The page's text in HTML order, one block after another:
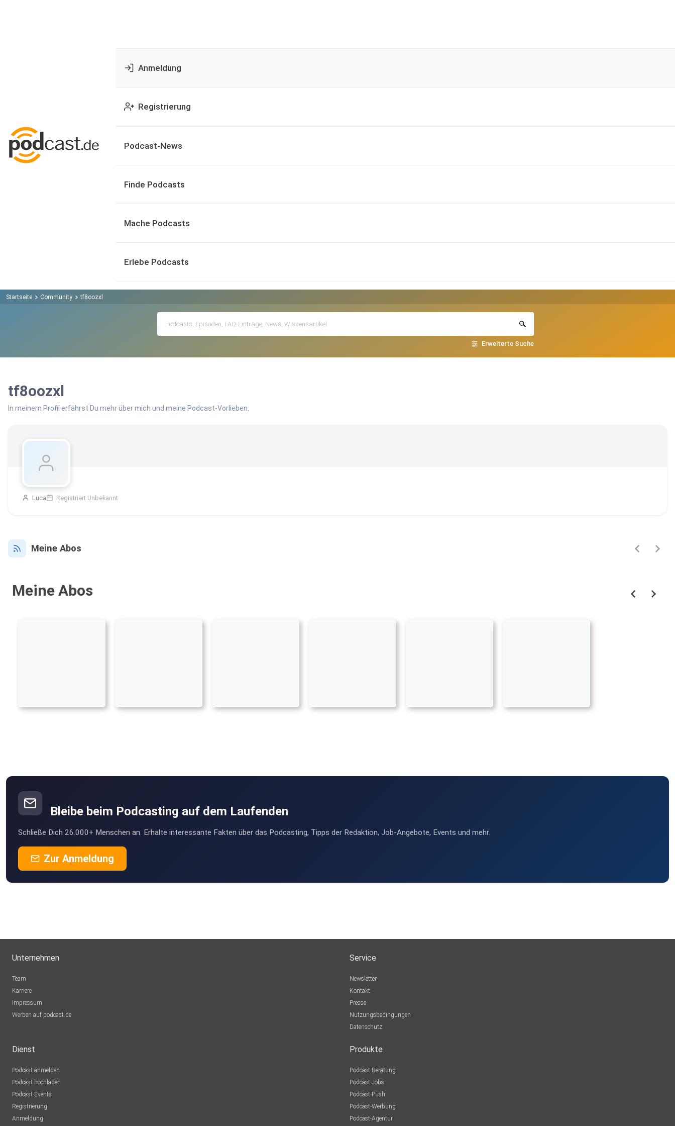
Anmeldung
Registrierung
Podcast-News
Finde Podcasts
Mache Podcasts
Erlebe Podcasts
Startseite Community tf8oozxl
Erweiterte Suche
tf8oozxl
In meinem Profil erfährst Du mehr über mich und meine Podcast-Vorlieben.
Luca Registriert Unbekannt
Meine Abos
Meine Abos
Bleibe beim Podcasting auf dem Laufenden
Schließe Dich 26.000+ Menschen an. Erhalte interessante Fakten über das Podcasting, Tipps der Redaktion, Job-Angebote, Events und mehr.
Zur Anmeldung
Unternehmen
Team
Karriere
Impressum
Werben auf podcast.de
Service
Newsletter
Kontakt
Presse
Nutzungsbedingungen
Datenschutz
Dienst
Podcast anmelden
Podcast hochladen
Podcast-Events
Registrierung
Anmeldung
Produkte
Podcast-Beratung
Podcast-Jobs
Podcast-Push
Podcast-Werbung
Podcast-Agentur